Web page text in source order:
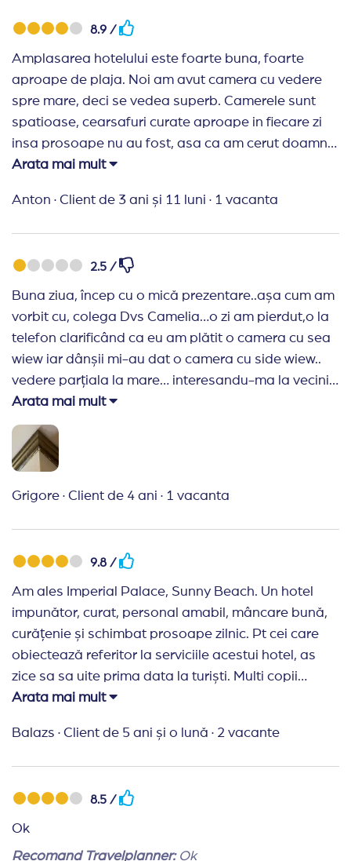
exista un lift care facea legatura cu cu etajul nostru.
Pe langa toate acestea, apa clada nu a functionat,
si a trebuit sa ne rugam de ei sa trimita un
instalator ceva sa remedieze problema.
8.9 /
Amplasarea hotelului este foarte buna, foarte
aproape de plaja. Noi am avut camera cu vedere
spre mare, deci se vedea superb. Camerele sunt
spatioase, cearsafuri curate aproape in fiecare zi
insa prosoape nu au fost, asa ca am cerut doamnei
de serviciu care ne-a oferit imediat. La capitolul
este foarte receptiv la cereri ceea ce e un plus.
orice regim all inclusive se face multa risipa. Aici nu
este vina hotelului ci al celorlalti oaspeti. Lasau
paharele si farfuriile de unica folosinta folosite in
bataia vantului care le ducea in mare sau in piscina.
Lifturile mergeau greoi si se formau cozi, daca
aveam ghinionul sa stam la un etaj superior, nu
cred ca rezistam sa astept de fiecare data. De cele
fost aglomeratie mare si agitatie peste tot.
Arata mai mult
Anton · Client de 3 ani și 11 luni · 1 vacanta
2.5 /
Buna ziua, încep cu o mică prezentare..așa cum am
vorbit cu, colega Dvs Camelia…o zi am pierdut,o la
telefon clarificând ca eu am plătit o camera cu sea
wiew iar dânșii mi-au dat o camera cu side wiew..
vedere parțiala la mare… interesandu-ma la vecinii
de lângă mine, acele persoane aveau camera cu
vedere laterala deci nici un cost in plus. Sincer din
punctul meu de vedere ar trebui scos acest hotel de
la toate agențiile din romania nu doar de la agenția
Aveți toate detaliile și va dați seama cele povestite
Arata mai mult
Grigore · Client de 4 ani · 1 vacanta
9.8 /
Am ales Imperial Palace, Sunny Beach. Un hotel
impunător, curat, personal amabil, mâncare bună,
curățenie și schimbat prosoape zilnic. Pt cei care
obiectează referitor la serviciile acestui hotel, as
zice sa sa uite prima data la turiști. Multi copii
nesupravegheați care mănâncă în piscină, arunca
șezlonguri la piscina dar trec pe acolo doar sa se
toate bune.
Recomand Travelplanner:
promptitudine, bună comunicare. Recomand Travel
Arata mai mult
Balazs · Client de 5 ani și o lună · 2 vacante
8.5 /
Ok
Recomand Travelplanner: Ok